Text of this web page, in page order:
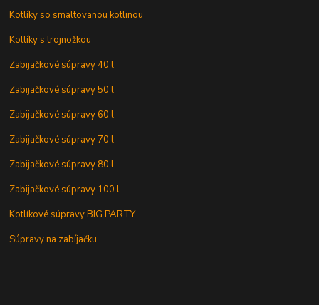
Kotlíky so smaltovanou kotlinou
Kotlíky s trojnožkou
Zabijačkové súpravy 40 l
Zabijačkové súpravy 50 l
Zabijačkové súpravy 60 l
Zabijačkové súpravy 70 l
Zabijačkové súpravy 80 l
Zabijačkové súpravy 100 l
Kotlíkové súpravy BIG PARTY
Súpravy na zabíjačku